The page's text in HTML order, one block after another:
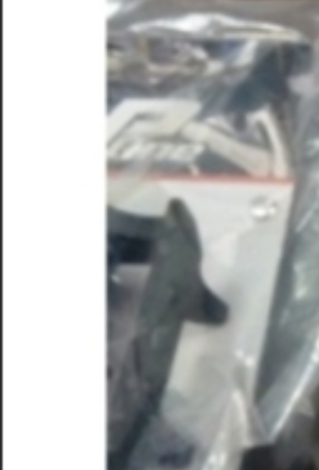
ク
ツ
ー
ル）
タ
イ
ブ
ト
TB-
PARK
TOOL（パ
ー
ク
ル）
タ
イ
ヤ
ー
ト
TB-